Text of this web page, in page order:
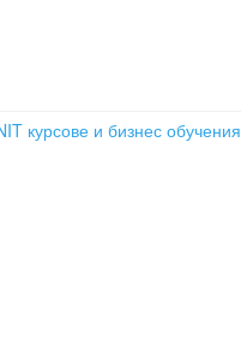
курсове и бизнес обучения